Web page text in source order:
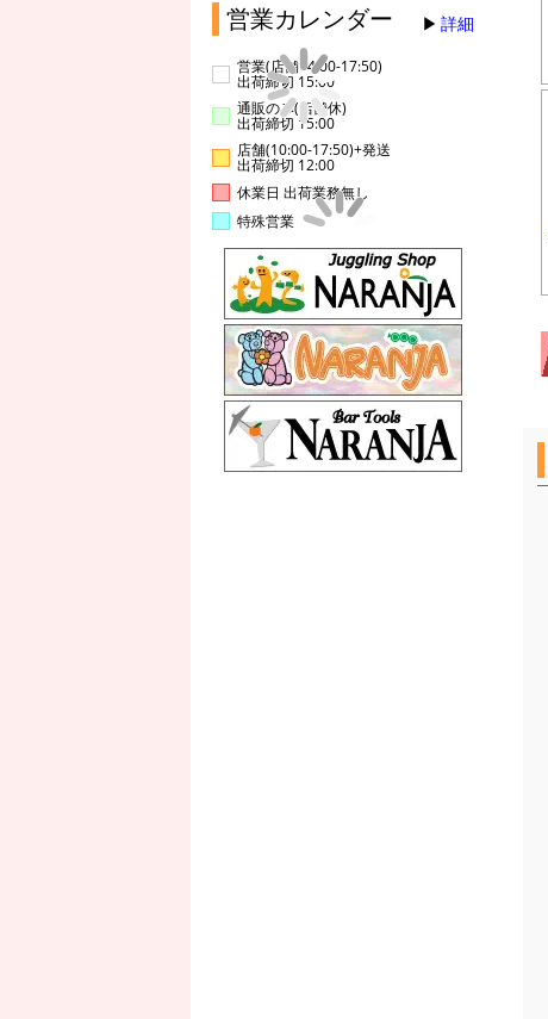
営業カレンダー 詳細
営業(店舗14:00-17:50)
出荷締切 15:00
通販のみ(店舗休)
出荷締切 15:00
店舗(10:00-17:50)+発送
出荷締切 12:00
休業日 出荷業務無し
特殊営業